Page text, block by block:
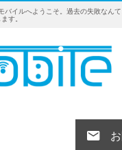
バイルへようこそ。過去の失敗なん
す。